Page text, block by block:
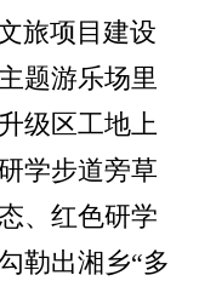
旅项目建设
题游乐场里
级区工地上
学步道旁草
、红色研学
勒出湘乡“多